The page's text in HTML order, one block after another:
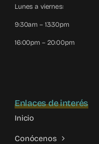
Lunes a viernes:
9:30am – 13:30pm
16:00pm – 20:00pm
Enlaces de interés
Inicio
Conócenos